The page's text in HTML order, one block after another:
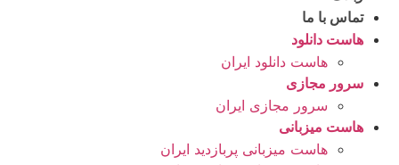
تماس با ما
هاست دانلود
هاست دانلود ایران
سرور مجازی
سرور مجازی ایران
هاست میزبانی
هاست میزبانی پربازدید ایران